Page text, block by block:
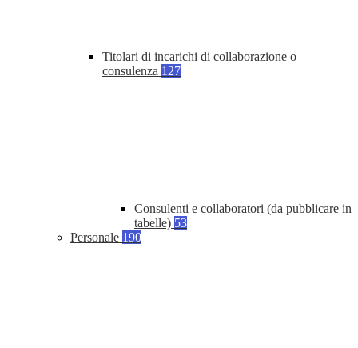
Titolari di incarichi di collaborazione o
consulenza 127
Consulenti e collaboratori (da pubblicare in
tabelle) 53
Personale 190